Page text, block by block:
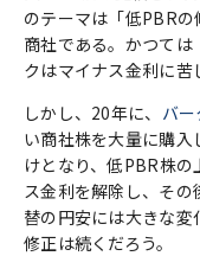
のテーマは「低PBR
商社である。かつて
クはマイナス金利に苦
しかし、20年に、 バ
い商社株を大量に購
けとなり、低PBR株
ス金利を解除し、そ
替の円安には大きな
修正は続くだろう。